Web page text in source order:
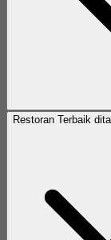
Restoran Terbaik